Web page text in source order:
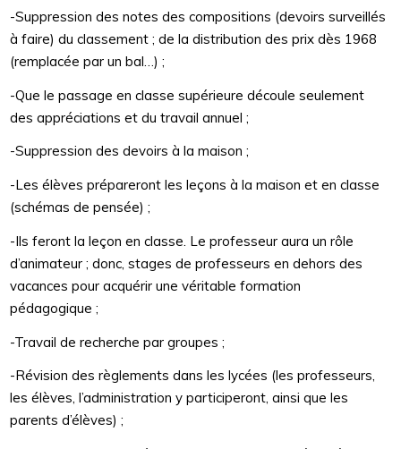
-Suppression des notes des compositions (devoirs surveillés
à faire) du classement ; de la distribution des prix dès 1968
(remplacée par un bal…) ;
-Que le passage en classe supérieure découle seulement
des appréciations et du travail annuel ;
-Suppression des devoirs à la maison ;
-Les élèves prépareront les leçons à la maison et en classe
(schémas de pensée) ;
-Ils feront la leçon en classe. Le professeur aura un rôle
d’animateur ; donc, stages de professeurs en dehors des
vacances pour acquérir une véritable formation
pédagogique ;
-Travail de recherche par groupes ;
-Révision des règlements dans les lycées (les professeurs,
les élèves, l’administration y participeront, ainsi que les
parents d’élèves) ;